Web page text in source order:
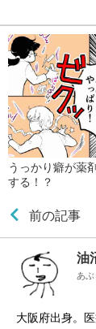
うっかり癖が薬
する！？
前の記事
油
あぶ
大阪府出身。